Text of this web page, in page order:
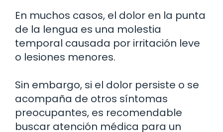
En muchos casos, el dolor en la punta
de la lengua es una molestia
temporal causada por irritación leve
o lesiones menores.
Sin embargo, si el dolor persiste o se
acompaña de otros síntomas
preocupantes, es recomendable
buscar atención médica para un